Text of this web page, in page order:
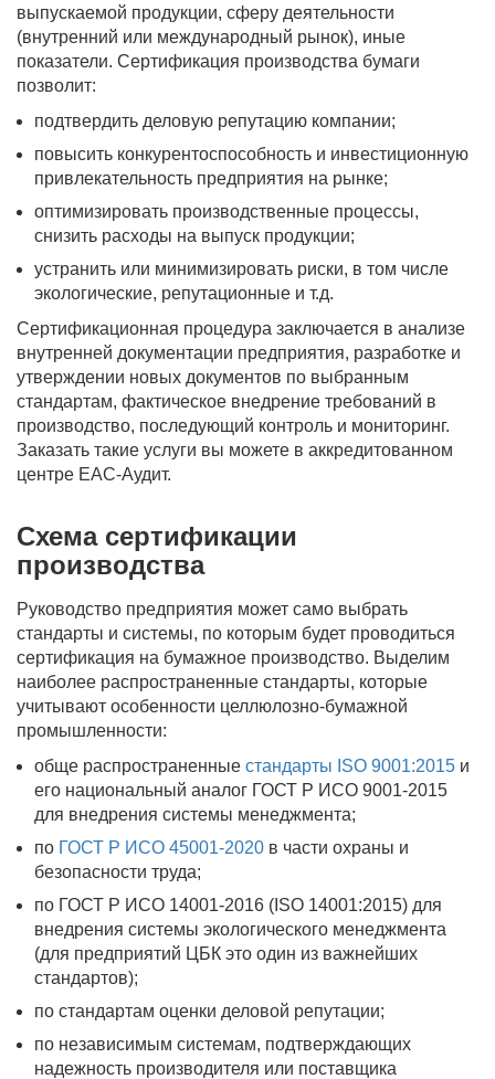
выпускаемой продукции, сферу деятельности
(внутренний или международный рынок), иные
показатели. Сертификация производства бумаги
позволит:
подтвердить деловую репутацию компании;
повысить конкурентоспособность и инвестиционную
привлекательность предприятия на рынке;
оптимизировать производственные процессы,
снизить расходы на выпуск продукции;
устранить или минимизировать риски, в том числе
экологические, репутационные и т.д.
Сертификационная процедура заключается в анализе
внутренней документации предприятия, разработке и
утверждении новых документов по выбранным
стандартам, фактическое внедрение требований в
производство, последующий контроль и мониторинг.
Заказать такие услуги вы можете в аккредитованном
центре ЕАС-Аудит.
Схема сертификации
производства
Руководство предприятия может само выбрать
стандарты и системы, по которым будет проводиться
сертификация на бумажное производство. Выделим
наиболее распространенные стандарты, которые
учитывают особенности целлюлозно-бумажной
промышленности:
обще распространенные стандарты ISO 9001:2015 и
его национальный аналог ГОСТ Р ИСО 9001-2015
для внедрения системы менеджмента;
по ГОСТ Р ИСО 45001-2020 в части охраны и
безопасности труда;
по ГОСТ Р ИСО 14001-2016 (ISO 14001:2015) для
внедрения системы экологического менеджмента
(для предприятий ЦБК это один из важнейших
стандартов);
по стандартам оценки деловой репутации;
по независимым системам, подтверждающих
надежность производителя или поставщика